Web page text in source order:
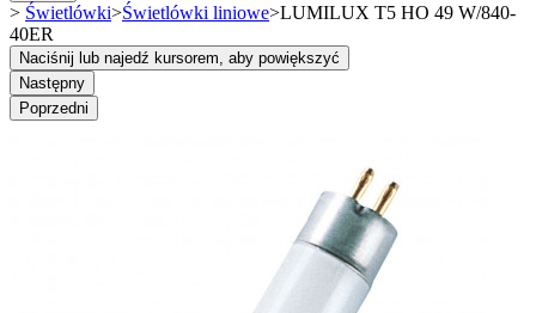
> Świetlówki>Świetlówki liniowe>LUMILUX T5 HO 49 W/840-
40ER
Naciśnij lub najedź kursorem, aby powiększyć
Następny
Poprzedni